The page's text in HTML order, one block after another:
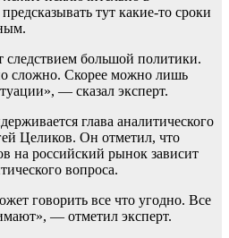
тут какие-то сроки
следствием большой политики.
сложно. Скорее можно лишь
— сказал эксперт.
глава аналитического
Целиков. Он отметил, что
на российский рынок зависит
вопроса.
говорить все что угодно. Все
— отметил эксперт.